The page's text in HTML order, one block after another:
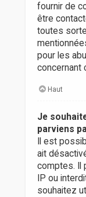
fournir de
être
toutes
pour les
concernant
Haut
Je
parviens
Il est
ait
comptes. Il
IP ou
souhaitez